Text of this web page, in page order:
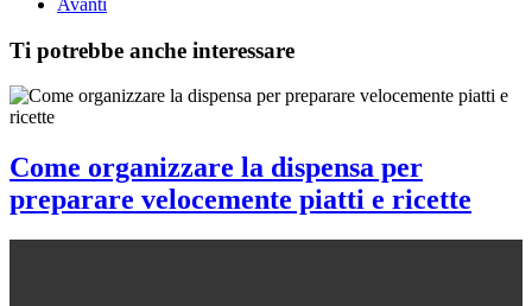
Ti potrebbe anche interessare
Come organizzare la dispensa per
preparare velocemente piatti e ricette